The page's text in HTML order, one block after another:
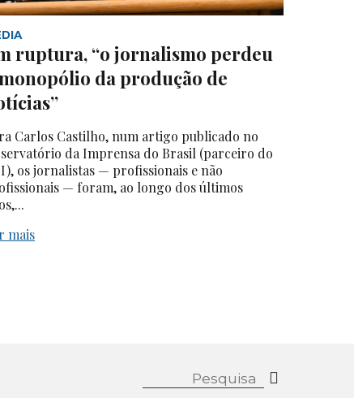
ruptura, “o jornalismo perdeu
da produção de
Carlos Castilho, num artigo publicado no
da Imprensa do Brasil (parceiro do
os jornalistas — profissionais e não
— foram, ao longo dos últimos
mais